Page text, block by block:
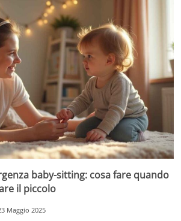
baby-sitting: cosa fare quando
il piccolo
Maggio 2025